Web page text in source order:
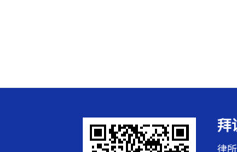
拜
律